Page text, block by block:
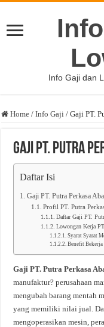
Info Gaji dan
Home / Info Gaji / Gaji PT.
Gaji PT. Putra
Daftar Isi
Gaji PT. Putra Perkasa
Profil PT. Putra
Daftar Gaji PT.
Lowongan Kerja
Syarat Syarat
Benefit Bekerja
Gaji PT. Putra Perkasa
manufaktur? perusahaan
mengubah barang mentah
yang memiliki nilai jual.
mengoperasikan mesin,